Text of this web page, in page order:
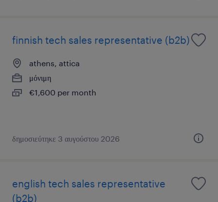
finnish tech sales representative (b2b)
athens, attica
μόνιμη
€1,600 per month
δημοσιεύτηκε 3 αυγούστου 2026
english tech sales representative
(b2b)